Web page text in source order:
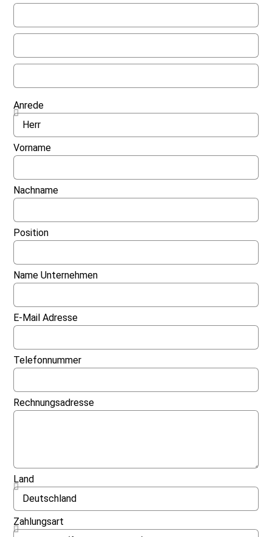
Anrede
Vorname
Nachname
Position
Name Unternehmen
E-Mail Adresse
Telefonnummer
Rechnungsadresse
Land
Zahlungsart